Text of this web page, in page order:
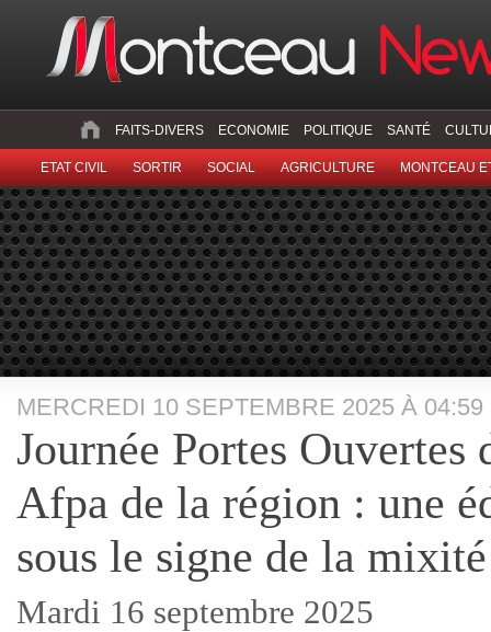
FAITS-DIVERS ECONOMIE POLITIQUE SANTÉ
ETAT CIVIL SORTIR SOCIAL AGRICULTURE MONTCEAU
MERCREDI 10 SEPTEMBRE 2025 À 04:59
Journée Portes Ouvertes
Afpa de la région : une
sous le signe de la
Mardi 16 septembre 2025